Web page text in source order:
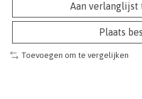
Aan verlanglijst
Plaats
Toevoegen om te vergelijken